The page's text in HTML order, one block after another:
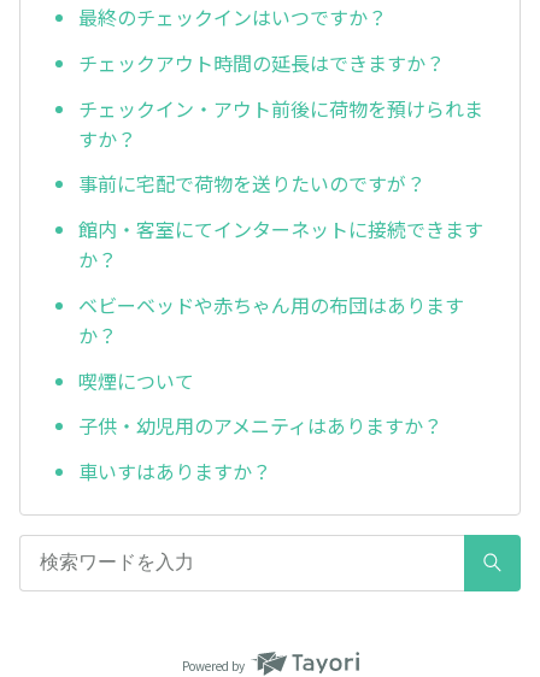
最終のチェックインはいつですか？
チェックアウト時間の延長はできますか？
チェックイン・アウト前後に荷物を預けられま
すか？
事前に宅配で荷物を送りたいのですが？
館内・客室にてインターネットに接続できます
か？
ベビーベッドや赤ちゃん用の布団はあります
か？
喫煙について
子供・幼児用のアメニティはありますか？
車いすはありますか？
Powered by